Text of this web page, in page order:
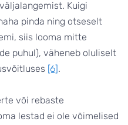
Kuigi
pinda ning otseselt
siis looma mitte
puhul), väheneb oluliselt
[6].
või rebaste
lestad ei ole võimelised